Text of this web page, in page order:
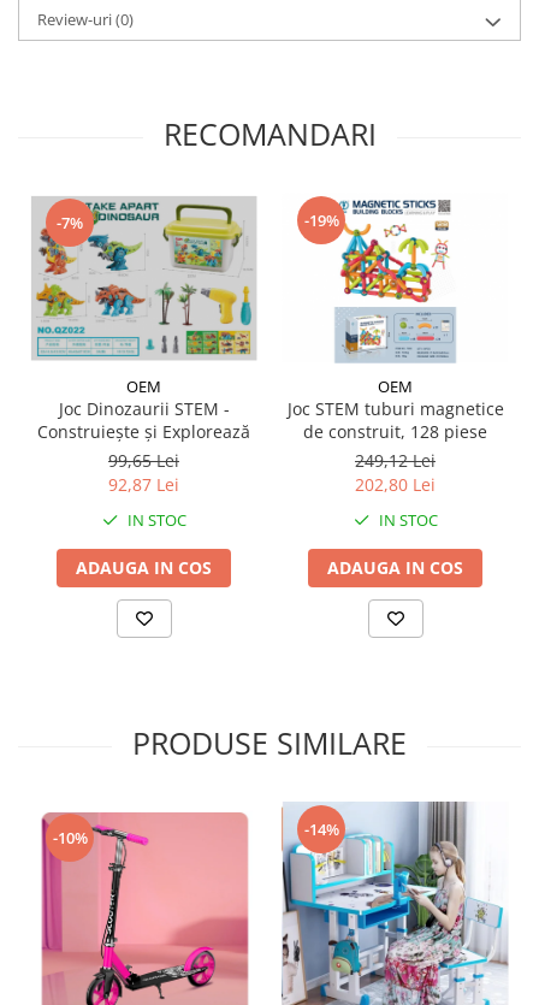
Review-uri(0)
RECOMANDARI
-7%
OEM
Joc Dinozaurii STEM -
Construiește și Explorează
99,65 Lei
92,87 Lei
IN STOC
ADAUGA IN COS
-19%
OEM
Joc STEM tuburi magnetice
de construit, 128 piese
249,12 Lei
202,80 Lei
IN STOC
ADAUGA IN COS
PRODUSE SIMILARE
-10% -14%